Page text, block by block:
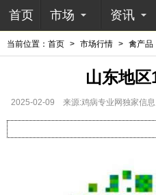
首页 市场 资讯
当前位置： 首页 > 市场行情 > 禽产品
山东地
2025-02-09 来源:鸡病专业网独家信息